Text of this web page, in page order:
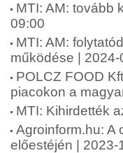
MTI: AM: tovább
09:00
MTI: AM:
működése |
POLCZ FOOD
piacokon a
MTI: Kihirdették
Agroinform.hu: A
előestéjén | 2023-